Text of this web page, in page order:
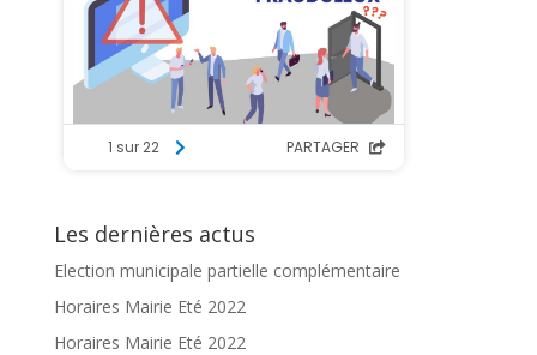
Les dernières actus
Election municipale partielle complémentaire
Horaires Mairie Eté 2022
Horaires Mairie Eté 2022